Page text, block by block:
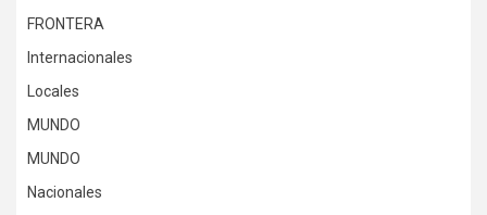
FRONTERA
Internacionales
Locales
MUNDO
MUNDO
Nacionales